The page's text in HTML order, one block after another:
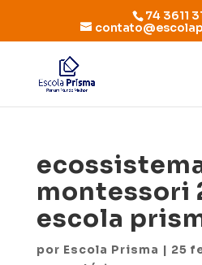
74 3611
montessori
escola
por Escola Prisma | 25